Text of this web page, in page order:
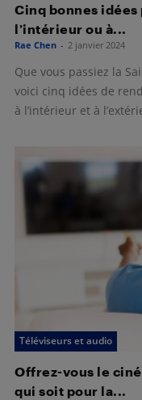
Cinq bonnes idées
l’intérieur ou à...
Rae Chen - 2 janvier 2024
Que vous passiez la
voici cinq idées de
à l’intérieur et à
Téléviseurs et audio
Offrez-vous le
qui soit pour la...